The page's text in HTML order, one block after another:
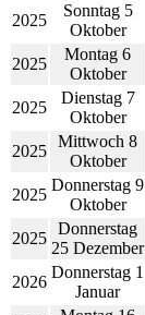
2025
Sonntag 5
Oktober
2025
Montag 6
Oktober
2025
Dienstag 7
Oktober
2025
Mittwoch 8
Oktober
2025
Donnerstag 9
Oktober
2025
Donnerstag
25 Dezember
2026
Donnerstag 1
Januar